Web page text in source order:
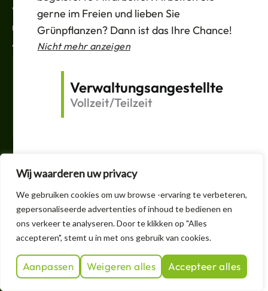
Wij waarderen uw privacy
We gebruiken cookies om uw browse -ervaring te verbeteren,
gepersonaliseerde advertenties of inhoud te bedienen en
ons verkeer te analyseren. Door te klikken op "Alles
accepteren", stemt u in met ons gebruik van cookies.
Aanpassen Weigeren alles Accepteer alles
Verkaufsbedingungen
Unterstützung
ABONNIEREN
Versand
e
b
o
o
k
t
t
r
l
i
k
t
n
t
a
g
r
a
+32 3 605 1150
info@handelskwekerijheteyssel.be
© 2026 by Het Eyssel
gerne im Freien und lieben Sie
Grünpflanzen? Dann ist das Ihre Chance!
Nicht mehr anzeigen
Verwaltungsangestellte
Vollzeit/Teilzeit
1 2 3 4 5